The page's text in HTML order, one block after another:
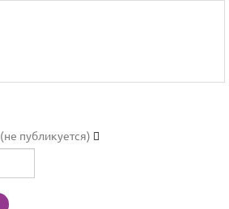
(не публикуется)